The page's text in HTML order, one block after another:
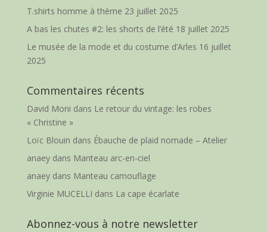
T.shirts homme à thème 23 juillet 2025
A bas les chutes #2: les shorts de l’été 18 juillet 2025
Le musée de la mode et du costume d’Arles 16 juillet
2025
Commentaires récents
David Moni dans Le retour du vintage: les robes
« Christine »
Loïc Blouin dans Ébauche de plaid nomade – Atelier
anaeydans Manteau arc-en-ciel
anaeydans Manteau camouflage
Virginie MUCELLI dans La cape écarlate
Abonnez-vous à notre newsletter